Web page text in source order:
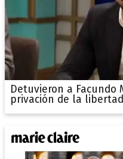
Detuvieron a Facundo
privación de la